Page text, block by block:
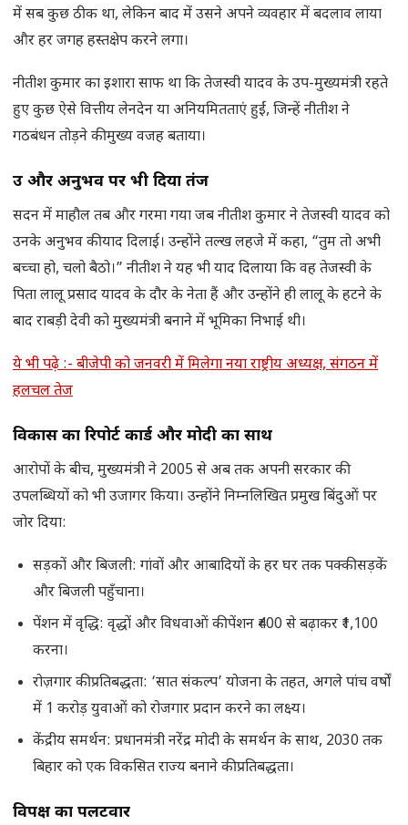
में सब कुछ ठीक था, लेकिन बाद में उसने अपने व्यवहार में बदलाव लाया
और हर जगह हस्तक्षेप करने लगा।
नीतीश कुमार का इशारा साफ था कि तेजस्वी यादव के उप-मुख्यमंत्री रहते
हुए कुछ ऐसे वित्तीय लेनदेन या अनियमितताएं हुईं, जिन्हें नीतीश ने
गठबंधन तोड़ने की मुख्य वजह बताया।
उम्र और अनुभव पर भी दिया तंज
सदन में माहौल तब और गरमा गया जब नीतीश कुमार ने तेजस्वी यादव को
उनके अनुभव की याद दिलाई। उन्होंने तल्ख लहजे में कहा, “तुम तो अभी
बच्चा हो, चलो बैठो।” नीतीश ने यह भी याद दिलाया कि वह तेजस्वी के
पिता लालू प्रसाद यादव के दौर के नेता हैं और उन्होंने ही लालू के हटने के
बाद राबड़ी देवी को मुख्यमंत्री बनाने में भूमिका निभाई थी।
ये भी पढ़े :- बीजेपी को जनवरी में मिलेगा नया राष्ट्रीय अध्यक्ष, संगठन में
हलचल तेज
विकास का रिपोर्ट कार्ड और मोदी का साथ
आरोपों के बीच, मुख्यमंत्री ने 2005 से अब तक अपनी सरकार की
उपलब्धियों को भी उजागर किया। उन्होंने निम्नलिखित प्रमुख बिंदुओं पर
जोर दिया:
सड़कों और बिजली: गांवों और आबादियों के हर घर तक पक्की सड़कें
और बिजली पहुँचाना।
पेंशन में वृद्धि: वृद्धों और विधवाओं की पेंशन ₹400 से बढ़ाकर ₹1,100
करना।
रोज़गार की प्रतिबद्धता: ‘सात संकल्प’ योजना के तहत, अगले पांच वर्षों
में 1 करोड़ युवाओं को रोजगार प्रदान करने का लक्ष्य।
केंद्रीय समर्थन: प्रधानमंत्री नरेंद्र मोदी के समर्थन के साथ, 2030 तक
बिहार को एक विकसित राज्य बनाने की प्रतिबद्धता।
विपक्ष का पलटवार